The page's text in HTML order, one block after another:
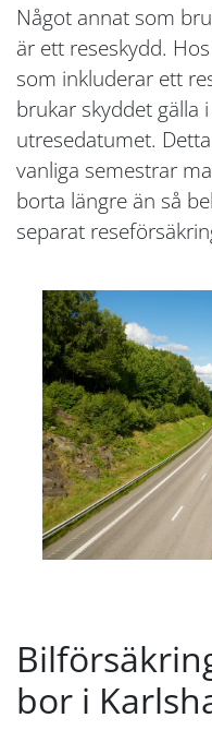
Något annat som
är ett reseskydd.
som inkluderar ett
brukar skyddet gälla
utresedatumet.
vanliga semestrar
borta längre än så
separat
bor i